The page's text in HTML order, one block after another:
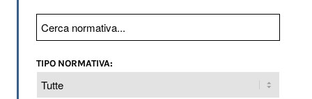
TIPO NORMATIVA: